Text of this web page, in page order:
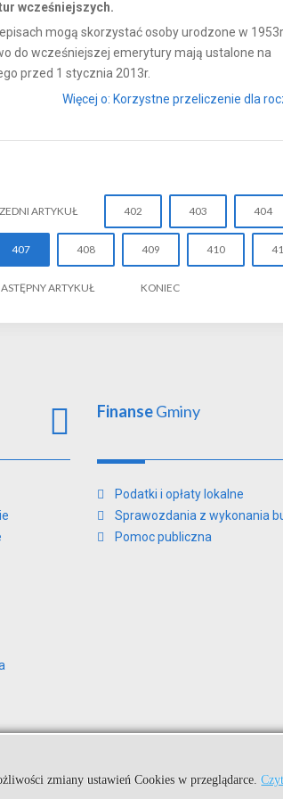
wcześniejszych.
mogą skorzystać osoby urodzone w
do wcześniejszej emerytury mają ustalone na
przed 1 stycznia 2013r.
Więcej o: Korzystne przeliczenie dla
ARTYKUŁ 402 403 404
407 408 409 410
ARTYKUŁ KONIEC
FinanseGminy
Podatki i opłaty lokalne
Sprawozdania z wykonania
Pomoc publiczna
Kuźnia Dostępnych Stron
zmiany ustawień Cookies w przeglądarce.